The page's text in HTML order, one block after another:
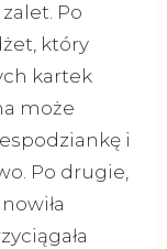
Po
który
kartek
może
i
Po drugie,